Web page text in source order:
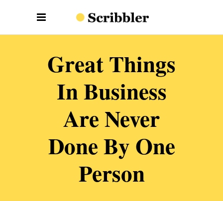
Great Things
In Business
Are Never
Done By One
Person